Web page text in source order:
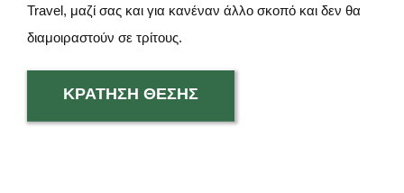
Travel, μαζί σας και για κανέναν άλλο σκοπό και δεν θα
διαμοιραστούν σε τρίτους.